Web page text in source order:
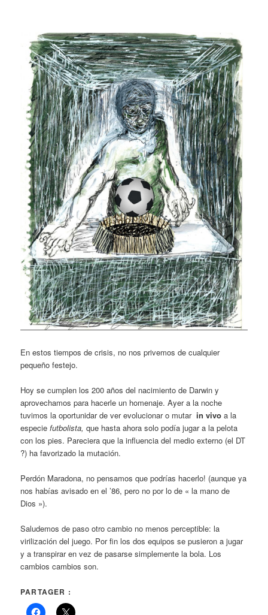
En estos tiempos de crisis, no nos privemos de cualquier
pequeño festejo.
Hoy se cumplen los 200 años del nacimiento de Darwin y
aprovechamos para hacerle un homenaje. Ayer a la noche
tuvimos la oportunidar de ver evolucionar o mutarin vivo a la
especiefutbolista,que hasta ahora solo podía jugar a la pelota
con los pies. Pareciera que la influencia del medio externo (el DT
?) ha favorizado la mutación.
Perdón Maradona, no pensamos que podrías hacerlo! (aunque ya
nos habías avisado en el ’86, pero no por lo de « la mano de
Dios »).
Saludemos de paso otro cambio no menos perceptible: la
virilización del juego. Por fin los dos equipos se pusieron a jugar
y a transpirar en vez de pasarse simplemente la bola. Los
cambios cambios son.
PARTAGER :